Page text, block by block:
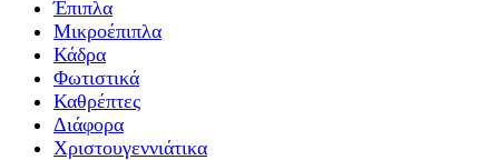
Έπιπλα
Μικροέπιπλα
Κάδρα
Φωτιστικά
Καθρέπτες
Διάφορα
Χριστουγεννιάτικα